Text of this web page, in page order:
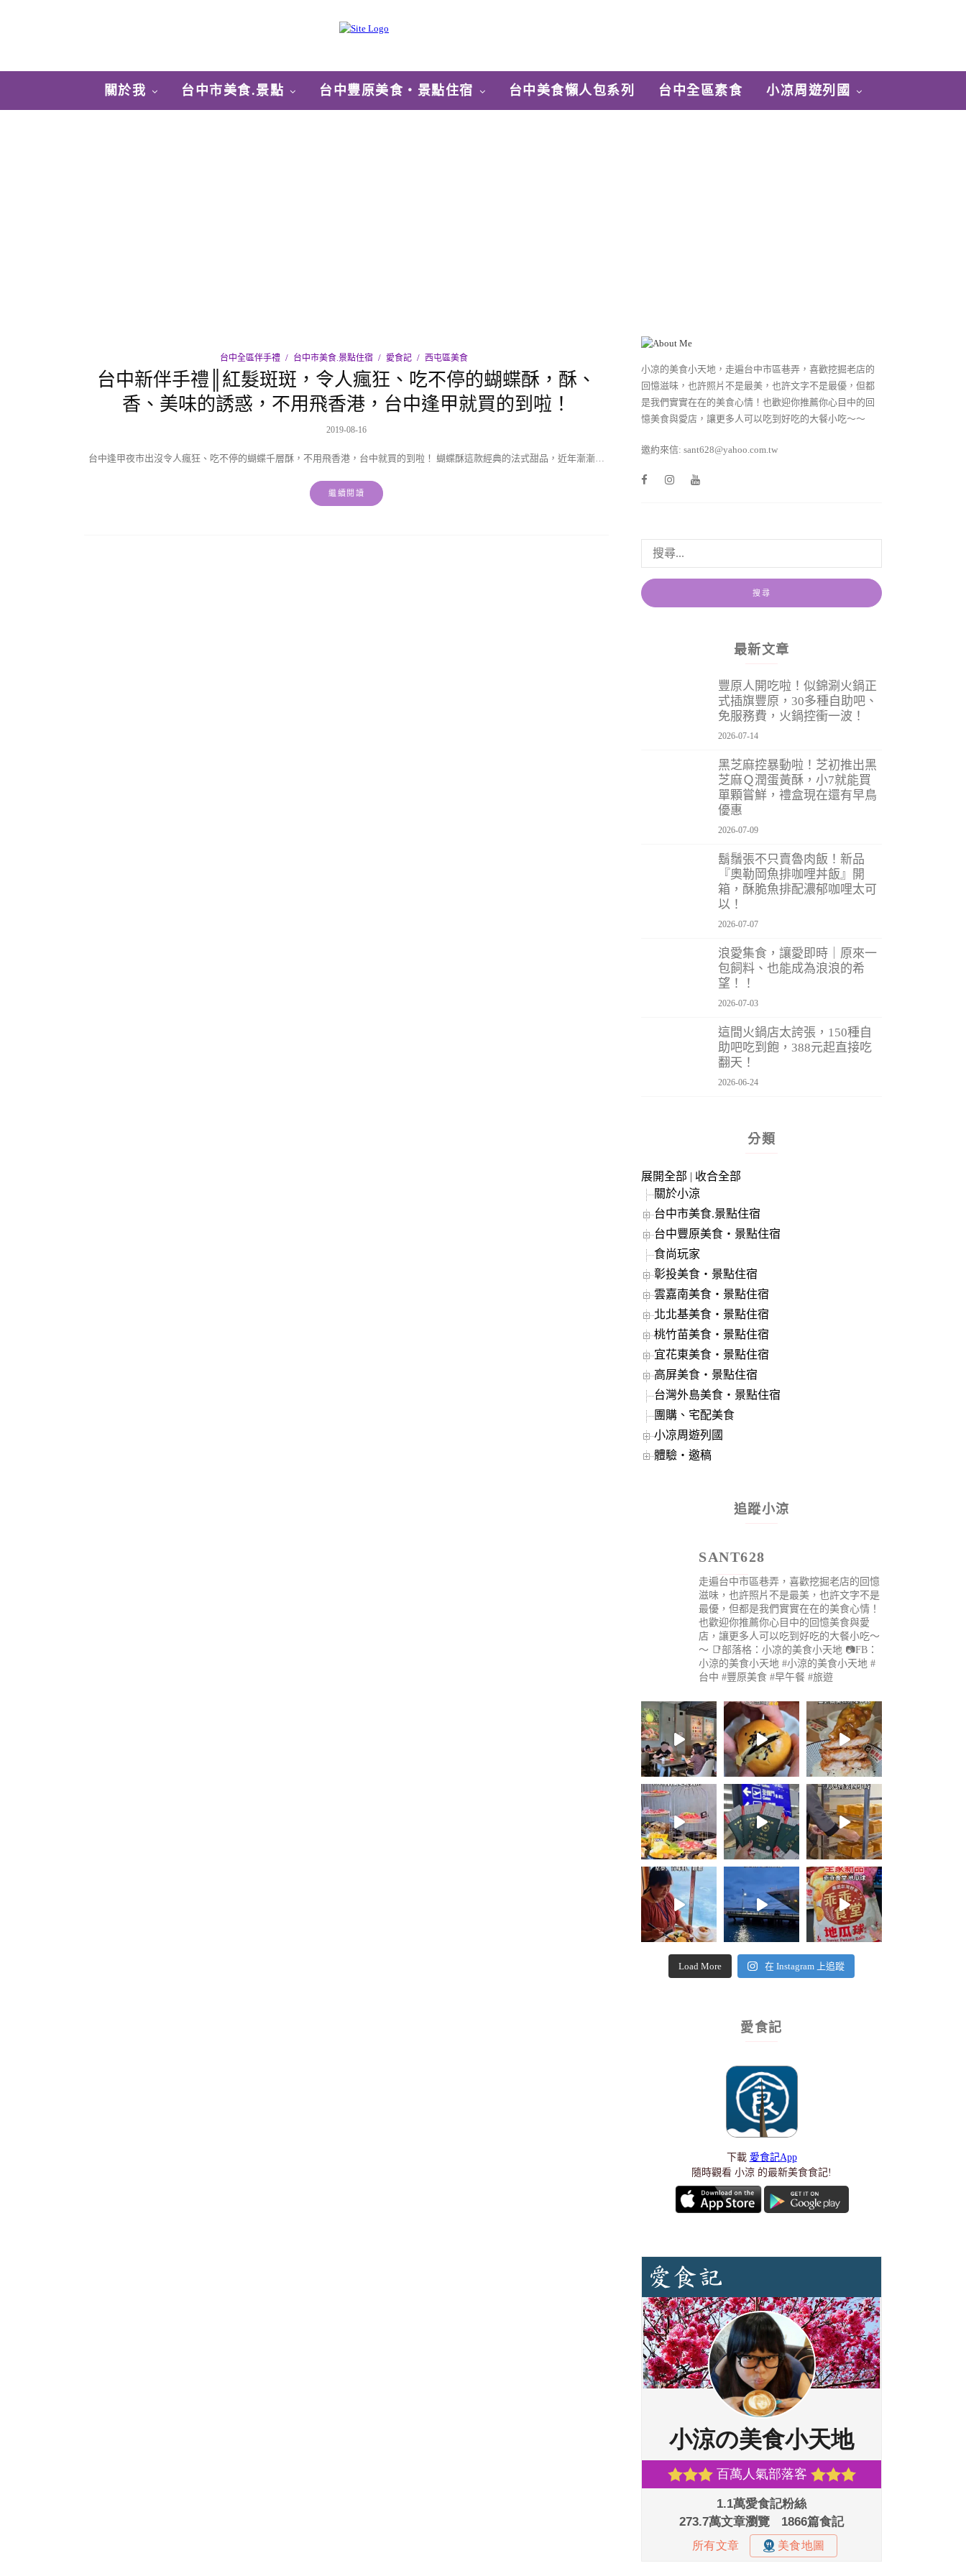
關於我 台中市美食.景點 台中豐原美食‧景點住宿 台中美食懶人包系列 台中全區素食 小凉周遊列國
台中全區伴手禮 台中市美食.景點住宿 愛食記 西屯區美食
台中新伴手禮║紅髮斑斑，令人瘋狂、吃不停的蝴蝶酥，酥、
香、美味的誘惑，不用飛香港，台中逢甲就買的到啦！
2019-08-16
台中逢甲夜市出沒令人瘋狂、吃不停的蝴蝶千層酥，不用飛香港，台中就買的到啦！ 蝴蝶酥這款經典的法式甜品，近年漸漸…
繼續閱讀
小凉的美食小天地，走遍台中市區巷弄，喜歡挖掘老店的
回憶滋味，也許照片不是最美，也許文字不是最優，但都
是我們實實在在的美食心情！也歡迎你推薦你心目中的回
憶美食與愛店，讓更多人可以吃到好吃的大餐小吃～～
邀約來信: sant628@yahoo.com.tw
最新文章
豐原人開吃啦！似錦涮火鍋正
式插旗豐原，30多種自助吧、
免服務費，火鍋控衝一波！
2026-07-14
黑芝麻控暴動啦！芝初推出黑
芝麻Ｑ潤蛋黃酥，小7就能買
單顆嘗鮮，禮盒現在還有早鳥
優惠
2026-07-09
鬍鬚張不只賣魯肉飯！新品
『奧勒岡魚排咖哩丼飯』開
箱，酥脆魚排配濃郁咖哩太可
以！
2026-07-07
浪愛集食，讓愛即時｜原來一
包飼料、也能成為浪浪的希
望！！
2026-07-03
這間火鍋店太誇張，150種自
助吧吃到飽，388元起直接吃
翻天！
2026-06-24
分類
展開全部 | 收合全部
關於小涼
台中市美食.景點住宿
台中豐原美食‧景點住宿
食尚玩家
彰投美食‧景點住宿
雲嘉南美食‧景點住宿
北北基美食‧景點住宿
桃竹苗美食‧景點住宿
宜花東美食‧景點住宿
高屏美食‧景點住宿
台灣外島美食‧景點住宿
團購、宅配美食
小凉周遊列國
體驗‧邀稿
追蹤小涼
SANT628
走遍台中市區巷弄，喜歡挖掘老店的回憶
滋味，也許照片不是最美，也許文字不是
最優，但都是我們實實在在的美食心情！
也歡迎你推薦你心目中的回憶美食與愛
店，讓更多人可以吃到好吃的大餐小吃～
～ 📑部落格：小凉的美食小天地 📷FB：
小涼的美食小天地 #小涼的美食小天地 #
台中 #豐原美食 #早午餐 #旅遊
Load More 在 Instagram 上追蹤
愛食記
下載 愛食記App
隨時觀看 小涼 的最新美食食記!